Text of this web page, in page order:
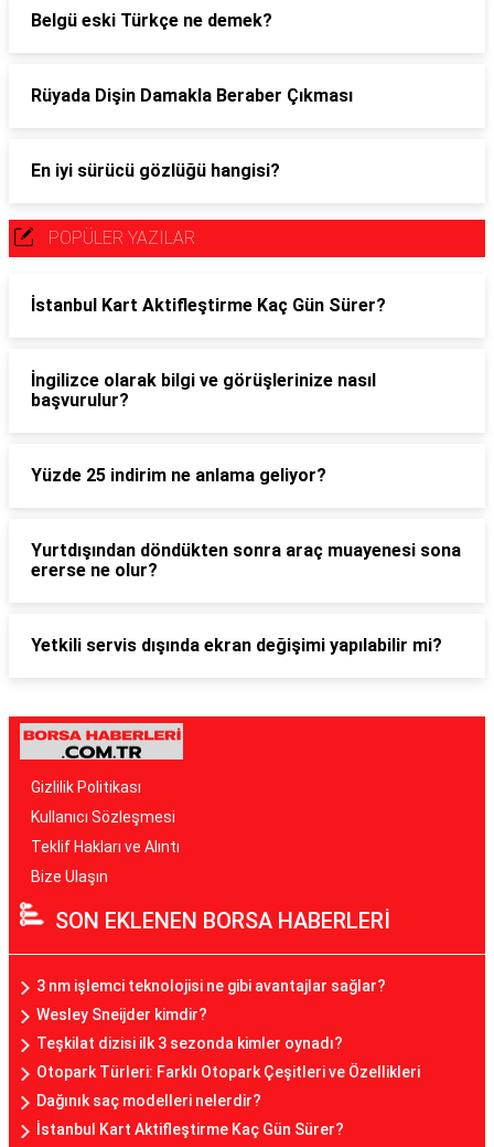
Belgü eski Türkçe ne demek?
Rüyada Dişin Damakla Beraber Çıkması
En iyi sürücü gözlüğü hangisi?
POPÜLER YAZILAR
İstanbul Kart Aktifleştirme Kaç Gün Sürer?
İngilizce olarak bilgi ve görüşlerinize nasıl
başvurulur?
Yüzde 25 indirim ne anlama geliyor?
Yurtdışından döndükten sonra araç muayenesi sona
ererse ne olur?
Yetkili servis dışında ekran değişimi yapılabilir mi?
Gizlilik Politikası
Kullanıcı Sözleşmesi
Teklif Hakları ve Alıntı
Bize Ulaşın
SON EKLENEN BORSA HABERLERİ
3 nm işlemci teknolojisi ne gibi avantajlar sağlar?
Wesley Sneijder kimdir?
Teşkilat dizisi ilk 3 sezonda kimler oynadı?
Otopark Türleri: Farklı Otopark Çeşitleri ve Özellikleri
Dağınık saç modelleri nelerdir?
İstanbul Kart Aktifleştirme Kaç Gün Sürer?